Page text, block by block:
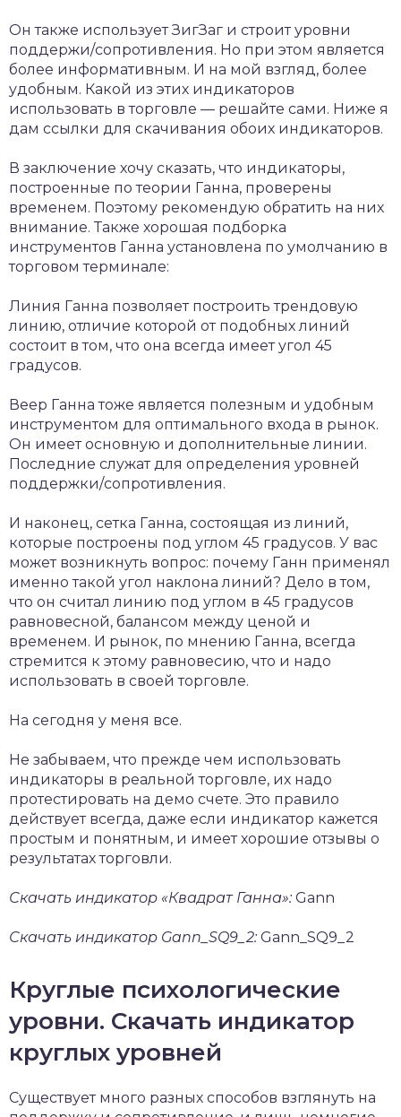
Он также использует ЗигЗаг и строит уровни
поддержи/сопротивления. Но при этом является
более информативным. И на мой взгляд, более
удобным. Какой из этих индикаторов
использовать в торговле — решайте сами. Ниже я
дам ссылки для скачивания обоих индикаторов.
В заключение хочу сказать, что индикаторы,
построенные по теории Ганна, проверены
временем. Поэтому рекомендую обратить на них
внимание. Также хорошая подборка
инструментов Ганна установлена по умолчанию в
торговом терминале:
Линия Ганна позволяет построить трендовую
линию, отличие которой от подобных линий
состоит в том, что она всегда имеет угол 45
градусов.
Веер Ганна тоже является полезным и удобным
инструментом для оптимального входа в рынок.
Он имеет основную и дополнительные линии.
Последние служат для определения уровней
поддержки/сопротивления.
И наконец, сетка Ганна, состоящая из линий,
которые построены под углом 45 градусов. У вас
может возникнуть вопрос: почему Ганн применял
именно такой угол наклона линий? Дело в том,
что он считал линию под углом в 45 градусов
равновесной, балансом между ценой и
временем. И рынок, по мнению Ганна, всегда
стремится к этому равновесию, что и надо
использовать в своей торговле.
На сегодня у меня все.
Не забываем, что прежде чем использовать
индикаторы в реальной торговле, их надо
протестировать на демо счете. Это правило
действует всегда, даже если индикатор кажется
простым и понятным, и имеет хорошие отзывы о
результатах торговли.
Скачать индикатор «Квадрат Ганна»: Gann
Скачать индикатор Gann_SQ9_2: Gann_SQ9_2
Круглые психологические
уровни. Скачать индикатор
круглых уровней
Существует много разных способов взглянуть на